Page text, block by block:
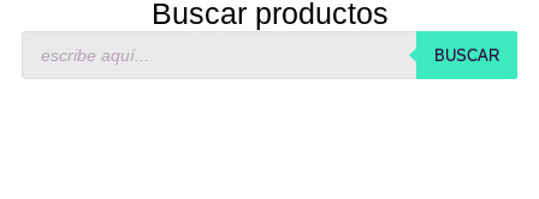
Buscar productos
BUSCAR